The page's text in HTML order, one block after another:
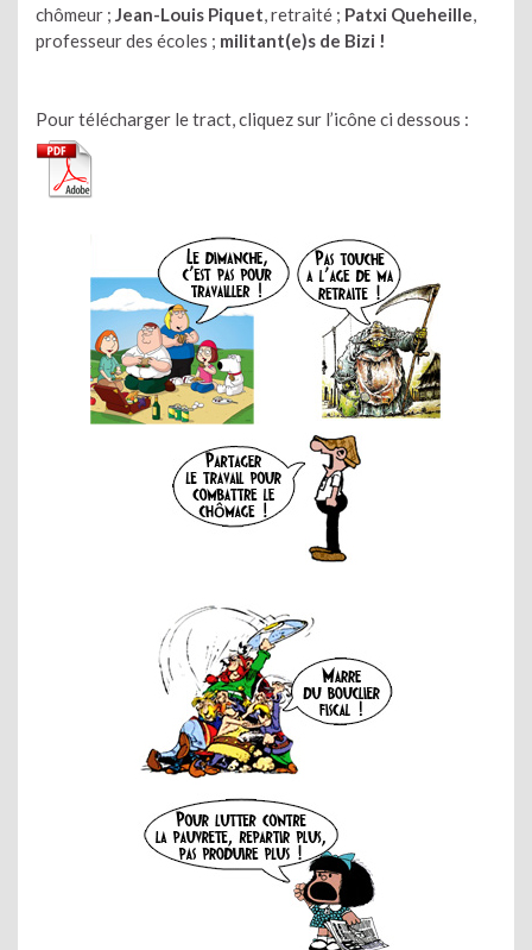
chômeur ; Jean-Louis Piquet , retraité ; Patxi Queheille
professeur des écoles ; militant(e)s de Bizi !
Pour télécharger le tract, cliquez sur l’icône ci dessous :